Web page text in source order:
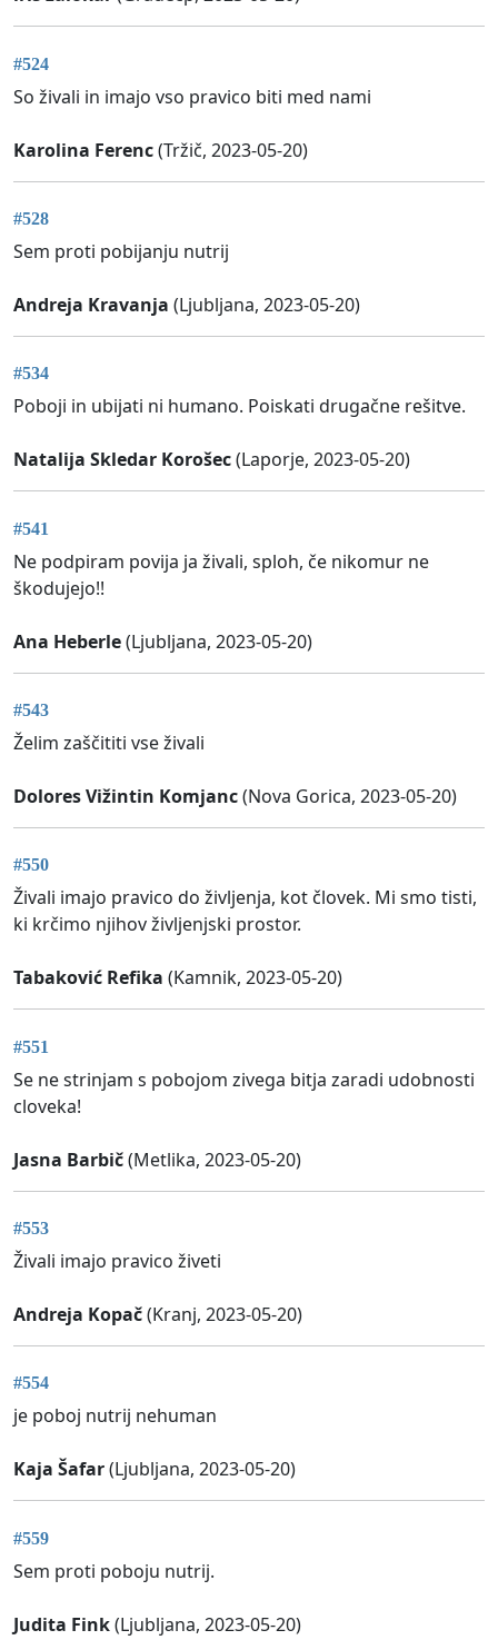
#524
So živali in imajo vso pravico biti med nami
Karolina Ferenc(Tržič, 2023-05-20)
#528
Sem proti pobijanju nutrij
Andreja Kravanja (Ljubljana, 2023-05-20)
#534
Poboji in ubijati ni humano. Poiskati drugačne rešitve.
Natalija Skledar Korošec(Laporje, 2023-05-20)
#541
Ne podpiram povija ja živali, sploh, če nikomur ne
škodujejo!!
Ana Heberle(Ljubljana, 2023-05-20)
#543
Želim zaščititi vse živali
Dolores Vižintin Komjanc(Nova Gorica, 2023-05-20)
#550
Živali imajo pravico do življenja, kot človek. Mi smo tisti,
ki krčimo njihov življenjski prostor.
Tabaković Refika (Kamnik, 2023-05-20)
#551
Se ne strinjam s pobojom zivega bitja zaradi udobnosti
cloveka!
Jasna Barbič(Metlika, 2023-05-20)
#553
Živali imajo pravico živeti
Andreja Kopač(Kranj, 2023-05-20)
#554
je poboj nutrij nehuman
Kaja Šafar(Ljubljana, 2023-05-20)
#559
Sem proti poboju nutrij.
Judita Fink(Ljubljana, 2023-05-20)